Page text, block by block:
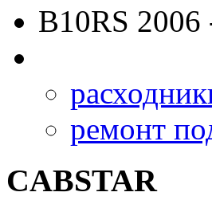
B10RS 2006
ремонт
CABSTAR